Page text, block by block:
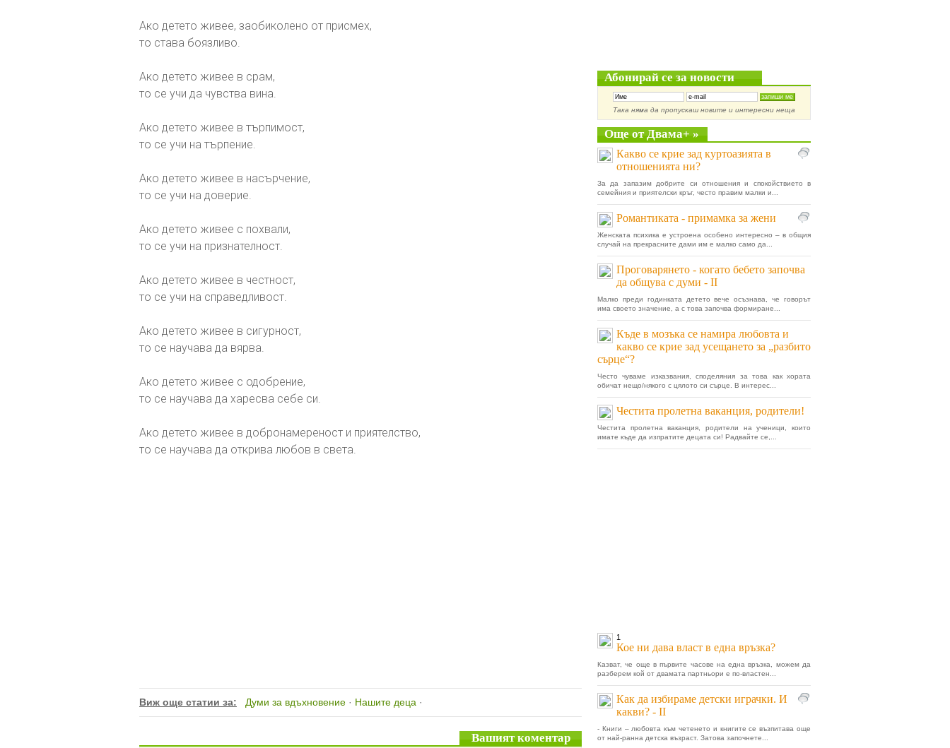
Ако детето живее, заобиколено от присмех,
то става боязливо.
Ако детето живее в срам,
то се учи да чувства вина.
Ако детето живее в търпимост,
то се учи на търпение.
Ако детето живее в насърчение,
то се учи на доверие.
Ако детето живее с похвали,
то се учи на признателност.
Ако детето живее в честност,
то се учи на справедливост.
Ако детето живее в сигурност,
то се научава да вярва.
Ако детето живее с одобрение,
то се научава да харесва себе си.
Ако детето живее в добронамереност и приятелство,
то се научава да открива любов в света.
Виж още статии за: Думи за вдъхновение · Нашите деца ·
Вашият коментар
Абонирай се за новости
Така няма да пропускаш новите и интересни неща
Още от Двама+ »
Какво се крие зад куртоазията в
отношенията ни?
За да запазим добрите си отношения и спокойствието в
семейния и приятелски кръг, често правим малки и...
Романтиката - примамка за жени
Женската психика е устроена особено интересно – в общия
случай на прекрасните дами им е малко само да...
Проговарянето - когато бебето започва
да общува с думи - II
Малко преди годинката детето вече осъзнава, че говорът
има своето значение, а с това започва формиране...
Къде в мозъка се намира любовта и
какво се крие зад усещането за „разбито
сърце“?
Често чуваме изказвания, споделяния за това как хората
обичат нещо/някого с цялото си сърце. В интерес...
Честита пролетна ваканция, родители!
Честита пролетна ваканция, родители на ученици, които
имате къде да изпратите децата си! Радвайте се,...
1
Кое ни дава власт в една връзка?
Казват, че още в първите часове на една връзка, можем да
разберем кой от двамата партньори е по-властен...
Как да избираме детски играчки. И
какви? - II
- Книги – любовта към четенето и книгите се възпитава още
от най-ранна детска възраст. Затова започнете...